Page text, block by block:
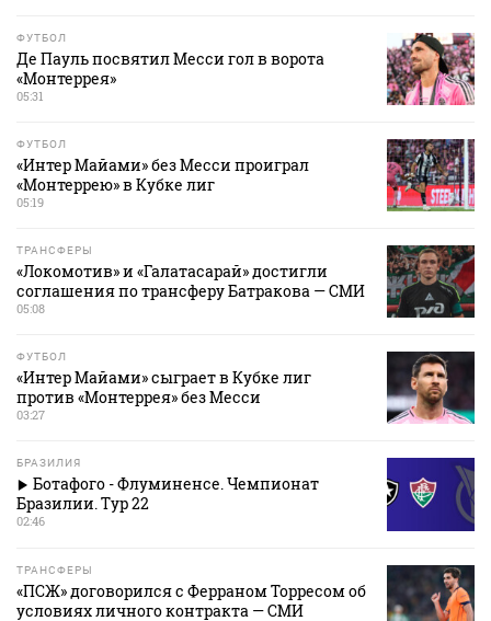
ФУТБОЛ
Де Пауль посвятил Месси гол в ворота
«Монтеррея»
05:31
ФУТБОЛ
«Интер Майами» без Месси проиграл
«Монтеррею» в Кубке лиг
05:19
ТРАНСФЕРЫ
«Локомотив» и «Галатасарай» достигли
соглашения по трансферу Батракова — СМИ
05:08
ФУТБОЛ
«Интер Майами» сыграет в Кубке лиг
против «Монтеррея» без Месси
03:27
БРАЗИЛИЯ
Ботафого - Флуминенсе. Чемпионат
Бразилии. Тур 22
02:46
ТРАНСФЕРЫ
«ПСЖ» договорился с Ферраном Торресом об
условиях личного контракта — СМИ